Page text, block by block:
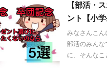
【部活・
ント【小
みなさんこ
部活のみん
に、そんな